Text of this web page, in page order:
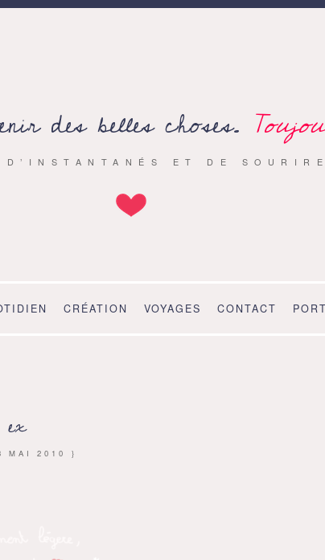
des belles choses.
ET DE
CRÉATION VOYAGES CONTACT
ex
MAI 2010 }